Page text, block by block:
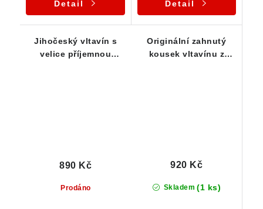
Detail Detail
Jihočeský vltavín s
velice příjemnou
Prodáno
890 Kč
Originální zahnutý
kousek vltavínu z
Skladem (1 ks)
920 Kč